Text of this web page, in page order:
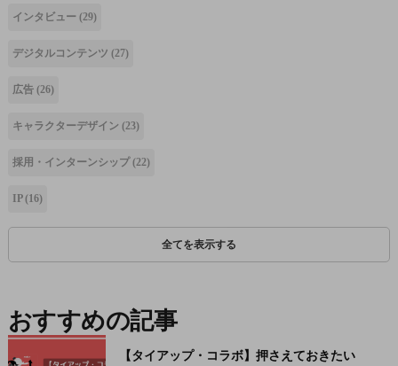
インタビュー (29)
デジタルコンテンツ (27)
広告 (26)
キャラクターデザイン (23)
採用・インターンシップ(22)
IP(16)
全てを表示する
おすすめの記事
【タイアップ・コラボ】押さえておきたい